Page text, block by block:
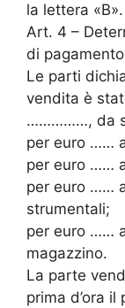
la lettera «B».
Art. 4 –
di pagamento
Le parti
vendita è
……………, da
per euro ……
per euro ……
per euro ……
strumentali;
per euro ……
magazzino.
La parte
prima d’ora